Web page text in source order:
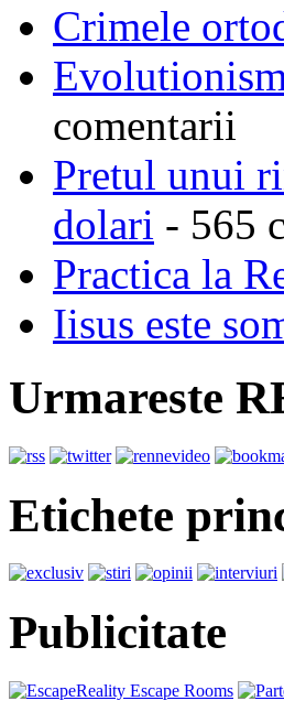
Crimele
comentarii
Pretul unui
dolari - 565
Practica la
Iisus este
Urmareste
Etichete
Publicitate